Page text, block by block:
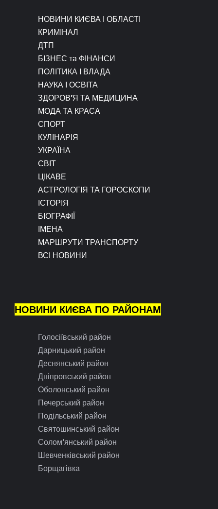
НОВИНИ КИЄВА І ОБЛАСТІ
КРИМІНАЛ
ДТП
БІЗНЕС та ФІНАНСИ
ПОЛІТИКА І ВЛАДА
НАУКА І ОСВІТА
ЗДОРОВ’Я ТА МЕДИЦИНА
МОДА ТА КРАСА
СПОРТ
КУЛІНАРІЯ
УКРАЇНА
СВІТ
ЦІКАВЕ
АСТРОЛОГІЯ ТА ГОРОСКОПИ
ІСТОРІЯ
БІОГРАФІЇ
ІМЕНА
МАРШРУТИ ТРАНСПОРТУ
ВСІ НОВИНИ
НОВИНИ КИЄВА ПО РАЙОНАМ
Голосіївський район
Дарницький район
Деснянський район
Дніпровський район
Оболонський район
Печерський район
Подільський район
Святошинський район
Солом’янський район
Шевченківський район
Борщагівка